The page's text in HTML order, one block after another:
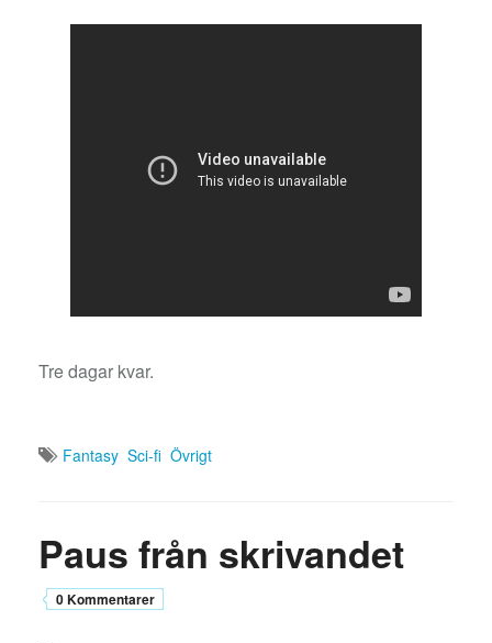
Tre dagar kvar.
Fantasy Sci-fi Övrigt
Paus från skrivandet
0 Kommentarer